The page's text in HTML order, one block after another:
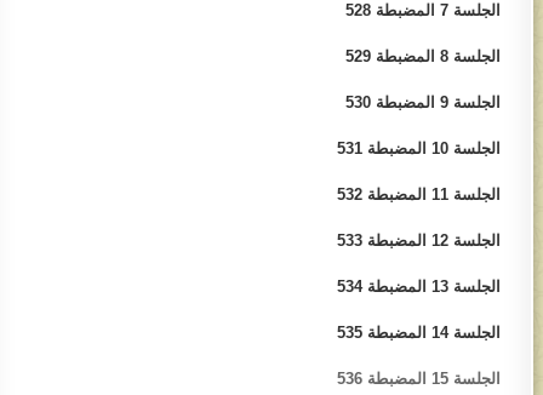
الجلسة 7​ ​المضبطة 528​
الجلسة 8 المضبطة 529​
الجلسة 9​ المضبطة 530​
الجلسة 10 المضبطة 531​
الجلسة 11 المضبطة 532​
الجلسة 12 المضبطة 533​
الجلسة 13 المضبطة​​ ​534​
الجلسة 14 ​المضبطة 535​
الجلسة 15 المضبطة 536